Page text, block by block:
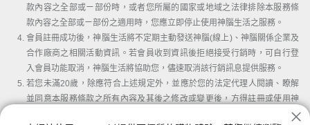
款內容之全部或ㄧ部份時，或者您所屬的國家或地域之法律排除本服務條
款內容之全部或ㄧ部份之適用時，您應立即停止使用神腦生活之服務。
會員註冊成功後，神腦生活將不定期主動發送神腦(線上)、神腦關係企業及
合作廠商之相關活動資訊。若會員收到資訊後拒絕接受行銷時，可自行登
入會員功能取消，神腦生活將協助您，儘速取消該行銷訊息提供服務。
若您未滿20歲，除應符合上述規定外，並應於您的法定代理人閱讀、瞭解
並同意本服務條款之所有內容及其後之修改或變更後，方得註冊或使用神
腦生活。當您使用或繼續使用神腦生活所提供之任一服務時，即推定您的